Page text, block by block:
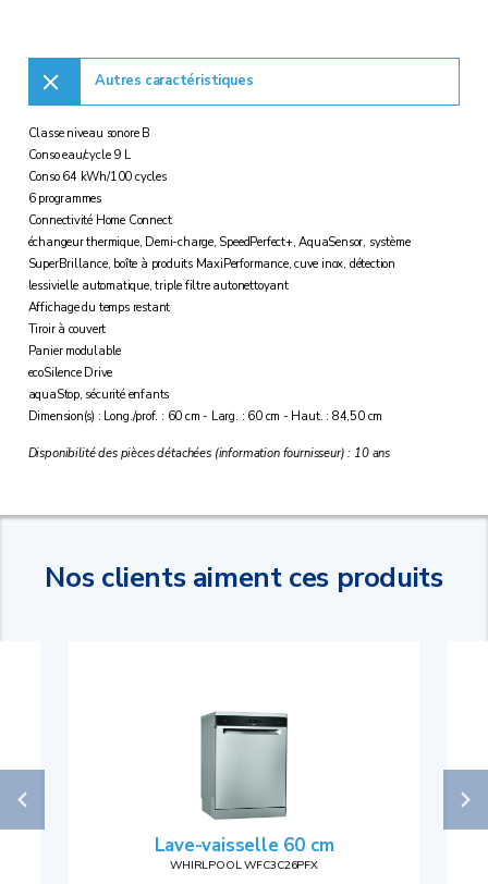
Autres caractéristiques
Classe niveau sonore B
Conso eau/cycle 9 L
Conso 64 kWh/100 cycles
6 programmes
Connectivité Home Connect
échangeur thermique, Demi-charge, SpeedPerfect+, AquaSensor, système
SuperBrillance, boîte à produits MaxiPerformance, cuve inox, détection
lessivielle automatique, triple filtre autonettoyant
Affichage du temps restant
Tiroir à couvert
Panier modulable
ecoSilence Drive
aquaStop, sécurité enfants
Dimension(s) : Long./prof. : 60 cm - Larg. : 60 cm - Haut. : 84,50 cm
Disponibilité des pièces détachées (information fournisseur) : 10 ans
Nos clients aiment ces produits
Lave-vaisselle 60 cm
WHIRLPOOL WFC3C26PFX